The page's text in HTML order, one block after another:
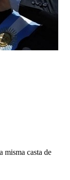
misma casta de